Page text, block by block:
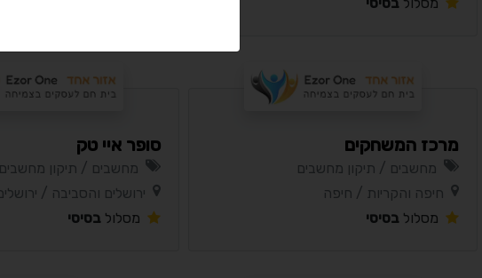
מרכז המשחקים
מחשבים / תיקון מחשבים
חיפה והקריות / חיפה
מסלול בסיסי
סופר איי טק
מחשבים / תיקון מחשבים
ירושלים והסביבה /
מסלול בסיסי